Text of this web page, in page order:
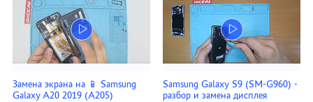
Замена экрана на 📱 Samsung
Galaxy A20 2019 (A205)
Samsung Galaxy S9 (SM-G960) -
разбор и замена дисплея